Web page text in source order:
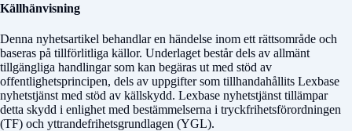
Källhänvisning
Denna nyhetsartikel behandlar en händelse inom ett rättsområde och
baseras på tillförlitliga källor. Underlaget består dels av allmänt
tillgängliga handlingar som kan begäras ut med stöd av
offentlighetsprincipen, dels av uppgifter som tillhandahållits Lexbase
nyhetstjänst med stöd av källskydd. Lexbase nyhetstjänst tillämpar
detta skydd i enlighet med bestämmelserna i tryckfrihetsförordningen
(TF) och yttrandefrihetsgrundlagen (YGL).